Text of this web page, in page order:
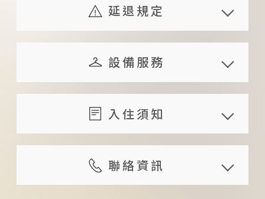
食依主人當日食材而定）
平日定義：星期日、星期一、星期
定假日前一日、連續假日前一日及
假日定義：星期六及連續假日
加人服務可加床：每人 1,000 元；
6 歲以下孩童每房可有 1 位不佔床
旅宿未設有電梯，行動不便者及需
延退規定
若旅人已預定住房但因私人因素需
取消訂房時，可依下列之標準轉帳
退還已繳之訂金
（含）前通知者，可退還已付
金額 100 %
旅人於預定住宿日 10 ~ 13 日
（含）前通知者，可退還已付
設備服務
共享設備
書籍
漫畫
服務內容
代叫計程車
旅遊諮詢服務
外語接待服務： 英語，日語，法
語，德語，西班牙語
入住須知
入住時間：15:00 ~ 23:00；須事先
與旅宿預約入住時間，請於入住 1
日前預約
聯絡資訊